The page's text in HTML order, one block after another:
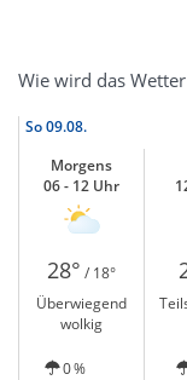
Wie wird das
So09.08.
Morgens
06 - 12 Uhr
28° / 18°
Überwiegend
wolkig
0 %